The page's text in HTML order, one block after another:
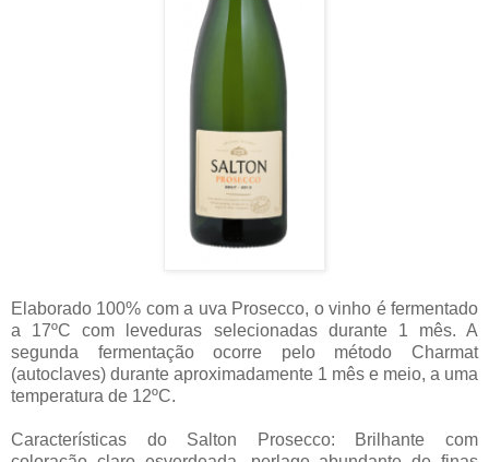
Elaborado 100% com a uva Prosecco, o vinho é fermentado
a 17ºC com leveduras selecionadas durante 1 mês. A
segunda fermentação ocorre pelo método Charmat
(autoclaves) durante aproximadamente 1 mês e meio, a uma
temperatura de 12ºC.
Características do Salton Prosecco: Brilhante com